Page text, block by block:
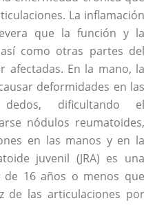
La inflamación
que la función y la
como otras partes del
afectadas. En la mano, la
deformidades en las
dificultando el
nódulos reumatoides,
en las manos y en la
juvenil (JRA) es una
16 años o menos que
de las articulaciones por